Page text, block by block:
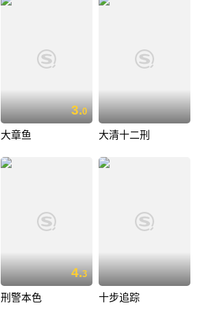
3.0
大章鱼 大清十二刑
4.3
刑警本色 十步追踪